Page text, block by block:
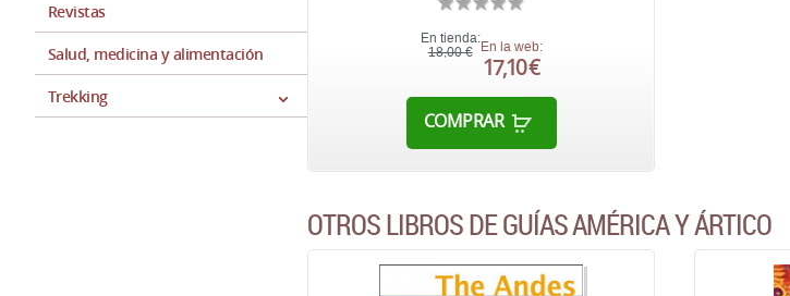
Revistas
Salud, medicina y alimentación
Trekking
En tienda:
18,00 € En la web:
17,10 €
COMPRAR
OTROS LIBROS DE GUÍAS AMÉRICA Y ÁRTICO